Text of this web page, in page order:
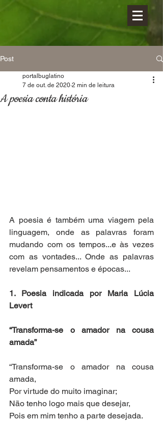
Post
A poesia conta história
portalbuglatino
7 de out. de 2020 2 min de leitura
A poesia é também uma viagem pela
linguagem, onde as palavras foram
mudando com os tempos...e às vezes
com as vontades... Onde as palavras
revelam pensamentos e épocas...
1. Poesia indicada por Maria Lúcia
Levert
“Transforma-se o amador na cousa
amada”
“Transforma-se o amador na cousa
amada,
Por virtude do muito imaginar;
Não tenho logo mais que desejar,
Pois em mim tenho a parte desejada.